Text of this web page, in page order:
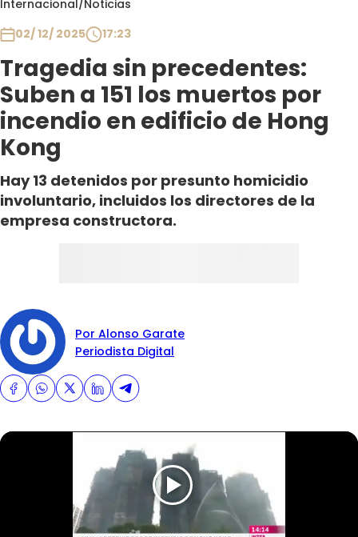
Internacional/Noticias
02/ 12/ 2025
17:23
Tragedia sin precedentes:
Suben a 151 los muertos por
incendio en edificio de Hong
Kong
Hay 13 detenidos por presunto homicidio
involuntario, incluidos los directores de la
empresa constructora.
Por Alonso Garate
Periodista Digital
Club De La Comedia
Contigo en Directo
Plan Perfecto
El Tiempo
Sabingo
Todos Los Programas